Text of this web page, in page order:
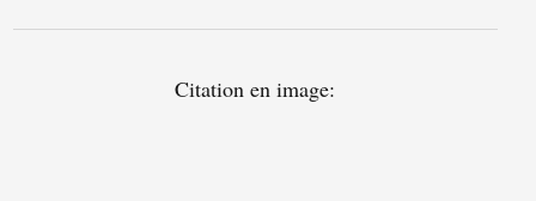
Citation en image: